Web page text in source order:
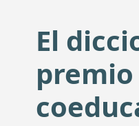
El
premio